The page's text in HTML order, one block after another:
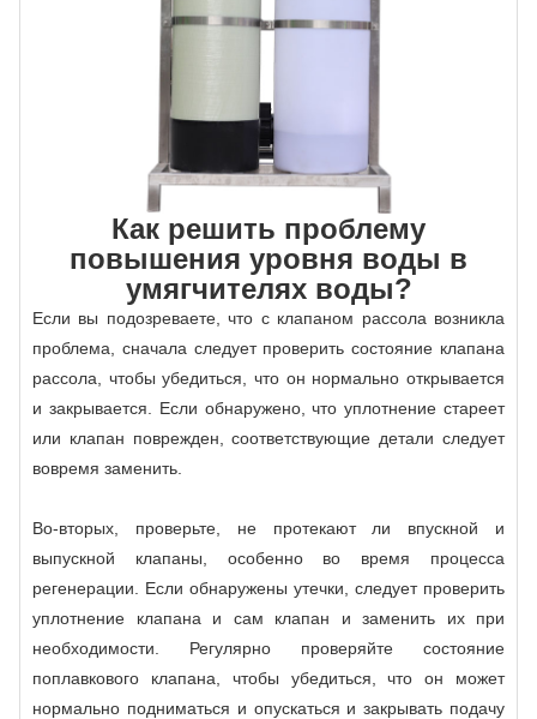
Как решить проблему
повышения уровня воды в
умягчителях воды?
Если вы подозреваете, что с клапаном рассола возникла
проблема, сначала следует проверить состояние клапана
рассола, чтобы убедиться, что он нормально открывается
и закрывается. Если обнаружено, что уплотнение стареет
или клапан поврежден, соответствующие детали следует
вовремя заменить.
Во-вторых, проверьте, не протекают ли впускной и
выпускной клапаны, особенно во время процесса
регенерации. Если обнаружены утечки, следует проверить
уплотнение клапана и сам клапан и заменить их при
необходимости. Регулярно проверяйте состояние
поплавкового клапана, чтобы убедиться, что он может
нормально подниматься и опускаться и закрывать подачу